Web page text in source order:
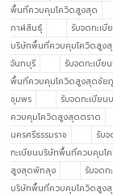
พื้นที่ควบคุมโควิดสูงสุด
กาฬสินธุ์
รับจดทะเ
บริษัทพื้นที่ควบคุมโควิดสูง
จันทบุรี
รับจดทะเบี
พื้นที่ควบคุมโควิดสูงสุดชัย
ชุมพร
รับจดทะเบีย
ควบคุมโควิดสูงสุดตราด
นครศรีธรรมราช
รับ
ทะเบียนบริษัทพื้นที่ควบคุมโ
สูงสุดพัทลุง
รับจด
บริษัทพื้นที่ควบคุมโควิดสูง